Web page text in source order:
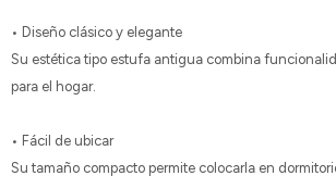
• Diseño clásico y elegante
Su estética tipo estufa antigua combina
para el hogar.
• Fácil de ubicar
Su tamaño compacto permite colocarla en